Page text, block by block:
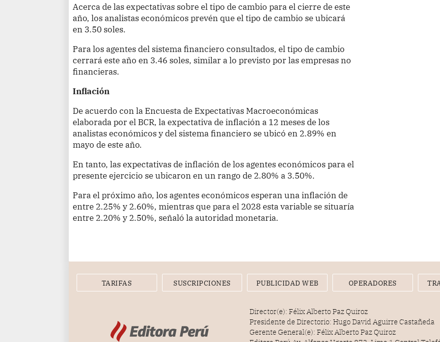
Acerca de las expectativas sobre el tipo de cambio para el cierre de este
año, los analistas económicos prevén que el tipo de cambio se ubicará
en 3.50 soles.
Para los agentes del sistema financiero consultados, el tipo de cambio
cerrará este año en 3.46 soles, similar a lo previsto por las empresas no
financieras.
Inflación
De acuerdo con la Encuesta de Expectativas Macroeconómicas
elaborada por el BCR, la expectativa de inflación a 12 meses de los
analistas económicos y del sistema financiero se ubicó en 2.89% en
mayo de este año.
En tanto, las expectativas de inflación de los agentes económicos para el
presente ejercicio se ubicaron en un rango de 2.80% a 3.50%.
Para el próximo año, los agentes económicos esperan una inflación de
entre 2.25% y 2.60%, mientras que para el 2028 esta variable se situaría
entre 2.20% y 2.50%, señaló la autoridad monetaria.
TARIFAS SUSCRIPCIONES PUBLICIDAD WEB OPERADORES
Director(e): Félix Alberto Paz Quiroz
Presidente de Directorio: Hugo David Aguirre Castañeda
Gerente General(e): Félix Alberto Paz Quiroz